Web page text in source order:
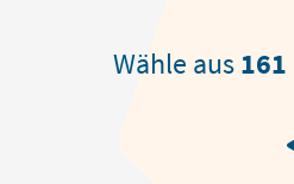
Wähle aus161